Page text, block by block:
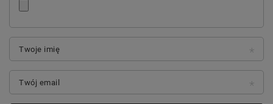
Twoje imię
Twój email